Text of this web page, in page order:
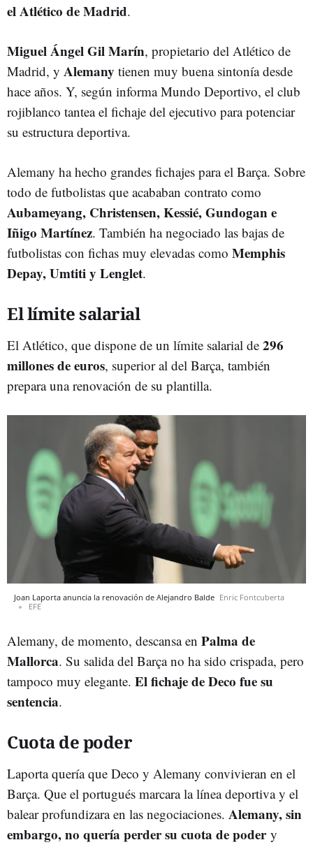
el Atlético de Madrid.
Miguel Ángel Gil Marín, propietario del Atlético de
Madrid, y Alemany tienen muy buena sintonía desde
hace años. Y, según informa Mundo Deportivo, el club
rojiblanco tantea el fichaje del ejecutivo para potenciar
su estructura deportiva.
Alemany ha hecho grandes fichajes para el Barça. Sobre
todo de futbolistas que acababan contrato como
Aubameyang, Christensen, Kessié, Gundogan e
Iñigo Martínez. También ha negociado las bajas de
futbolistas con fichas muy elevadas como Memphis
Depay, Umtiti y Lenglet.
El límite salarial
El Atlético, que dispone de un límite salarial de 296
millones de euros, superior al del Barça, también
prepara una renovación de su plantilla.
Joan Laporta anuncia la renovación de Alejandro Balde Enric Fontcuberta
EFE
Alemany, de momento, descansa en Palma de
Mallorca. Su salida del Barça no ha sido crispada, pero
tampoco muy elegante. El fichaje de Deco fue su
sentencia.
Cuota de poder
Laporta quería que Deco y Alemany convivieran en el
Barça. Que el portugués marcara la línea deportiva y el
balear profundizara en las negociaciones. Alemany, sin
embargo, no quería perder su cuota de podery